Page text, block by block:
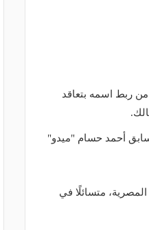
من ربط اسمه بتعاقد
أحمد حسام "ميدو"
المصرية، متسائلًا في